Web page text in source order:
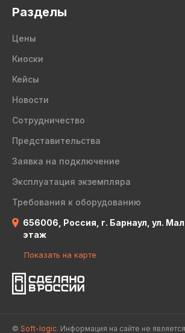
Разделы
Цены
Киоски
Кейсы
Новости
Сотрудничество
Представительства
Заявка на подключение
Эксплуатация экземпляра
Требования к оборудованию
656006, Россия, г. Барнаул, ул.
этаж
Показать на карте
© Soft-logic. Информация на сайте не является